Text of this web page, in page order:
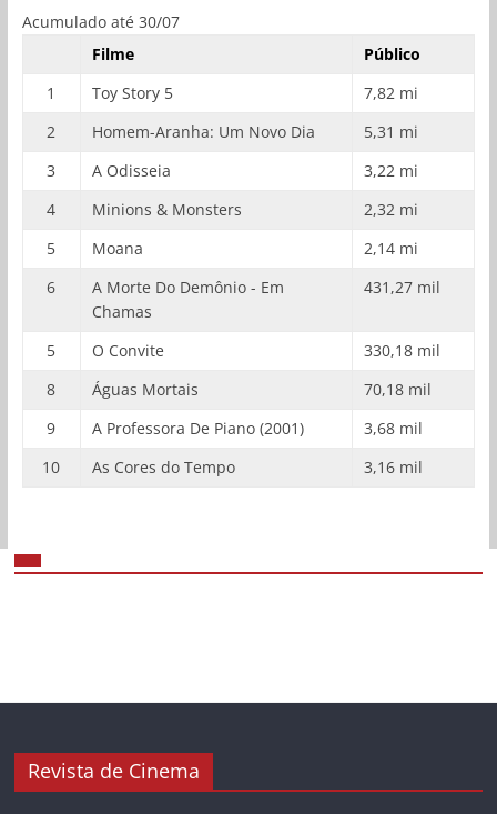
Acumulado até 30/07
Filme
Público
1
Toy Story 5
7,82 mi
2
Homem-Aranha: Um Novo Dia
5,31 mi
3
A Odisseia
3,22 mi
4
Minions & Monsters
2,32 mi
5
Moana
2,14 mi
6
A Morte Do Demônio - Em
Chamas
431,27 mil
5 O Convite
330,18 mil
8
Águas Mortais
70,18 mil
9
A Professora De Piano (2001)
3,68 mil
10
As Cores do Tempo 3,16 mil
Revista de Cinema